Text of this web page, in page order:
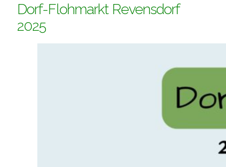
Dorf-Flohmarkt Revensdorf
2025